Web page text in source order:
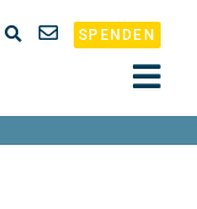
SPENDEN